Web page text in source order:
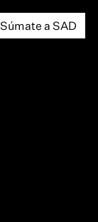
Súmate a SAD